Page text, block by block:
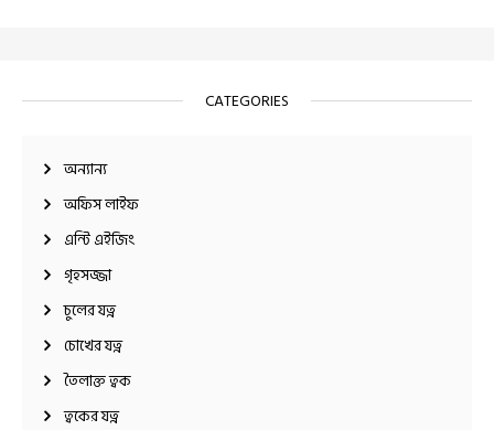
CATEGORIES
অন্যান্য
অফিস লাইফ
এন্টি এইজিং
গৃহসজ্জা
চুলের যত্ন
চোখের যত্ন
তৈলাক্ত ত্বক
ত্বকের যত্ন